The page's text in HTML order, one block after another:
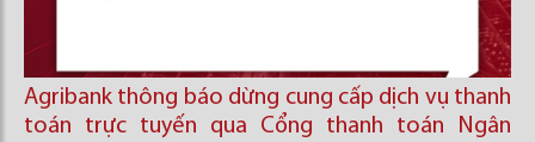
Agribank thông báo dừng cung cấp dịch vụ thanh
toán trực tuyến qua Cổng thanh toán Ngân